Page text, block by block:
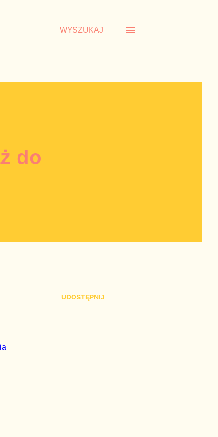
WYSZUKAJ
do
UDOSTĘPNIJ